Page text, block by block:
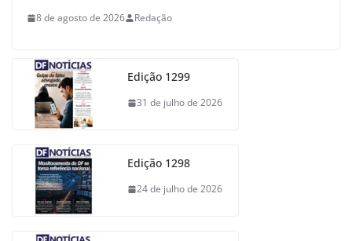
8 de agosto de 2026 Redação
Edição 1299
31 de julho de 2026
Edição 1298
24 de julho de 2026